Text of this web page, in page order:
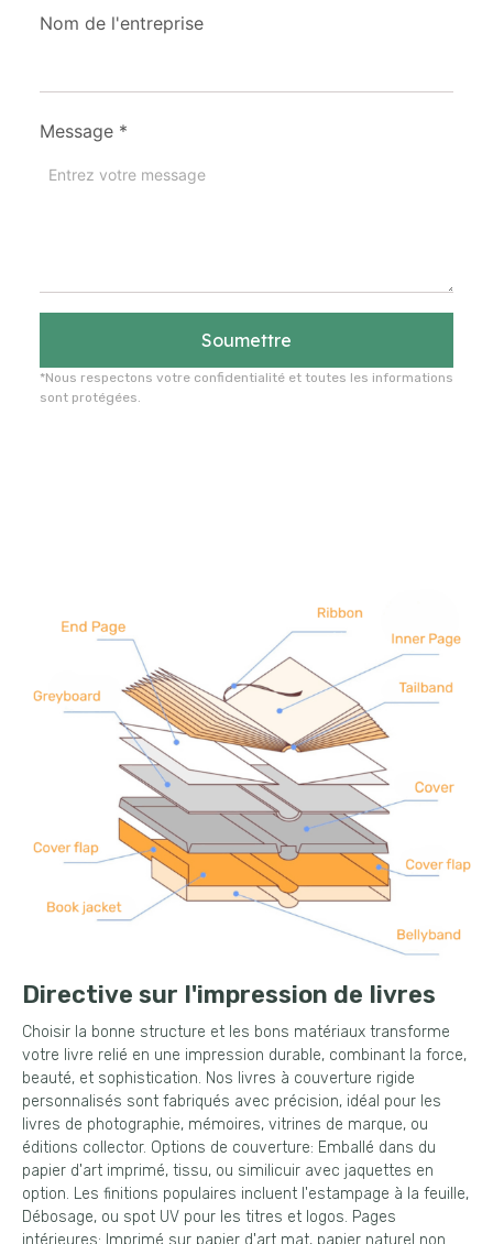
Nom de l'entreprise
Message *
Soumettre
*Nous respectons votre confidentialité et toutes les informations
sont protégées.
Directive sur l'impression de livres
Choisir la bonne structure et les bons matériaux transforme
votre livre relié en une impression durable, combinant la force,
beauté, et sophistication. Nos livres à couverture rigide
personnalisés sont fabriqués avec précision, idéal pour les
livres de photographie, mémoires, vitrines de marque, ou
éditions collector. Options de couverture: Emballé dans du
papier d'art imprimé, tissu, ou similicuir avec jaquettes en
option. Les finitions populaires incluent l'estampage à la feuille,
Débosage, ou spot UV pour les titres et logos. Pages
intérieures: Imprimé sur papier d'art mat, papier naturel non